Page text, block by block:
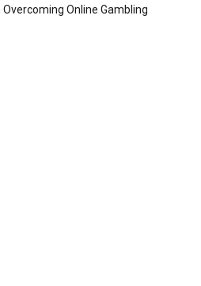
Overcoming Online Gambling